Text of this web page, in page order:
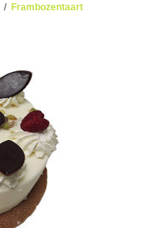
/ Frambozentaart